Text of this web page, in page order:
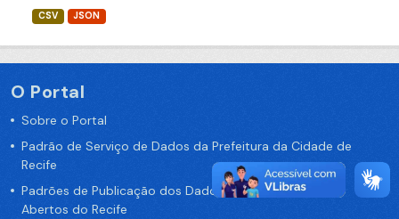
CSV JSON
O Portal
Sobre o Portal
Padrão de Serviço de Dados da Prefeitura da Cidade de
Recife
Padrões de Publicação dos Dados no Portal de Dados
Abertos do Recife